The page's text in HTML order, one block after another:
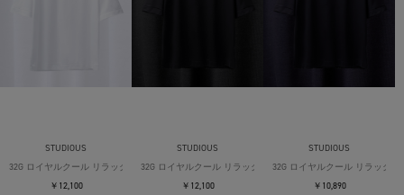
STUDIOUS
32G ロイヤルクール リラックスTシャツ
￥12,100
STUDIOUS
32G ロイヤルクール リラックスTシャツ
￥12,100
STUDIOUS
32G ロイヤルクール リラックス
￥10,890